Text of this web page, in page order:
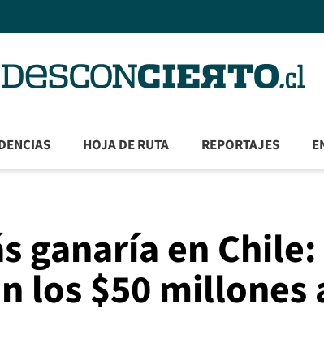
HOJA DE RUTA REPORTAJES
ganaría en Chile:
los $50 millones